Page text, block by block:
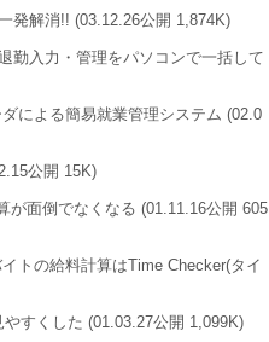
発解消!! (03.12.26公開 1,874K)
勤入力・管理をパソコンで一括して
による簡易就業管理システム (02.0
公開 15K)
が面倒でなくなる (01.11.16公開 605
トの給料計算はTime Checker(タイ
すくした (01.03.27公開 1,099K)